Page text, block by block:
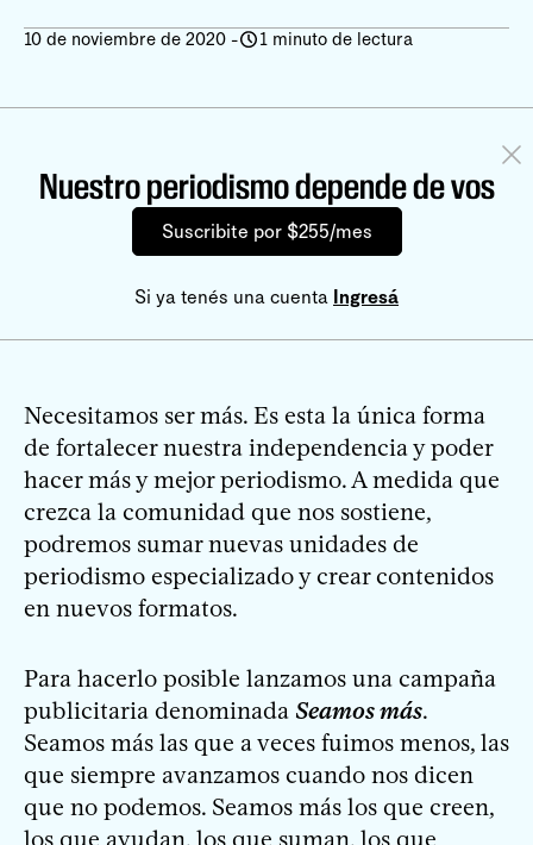
10 de noviembre de 2020 - 1 minuto de lectura
Nuestro periodismo depende de vos
Suscribite por $255/mes
Si ya tenés una cuenta Ingresá
Necesitamos ser más. Es esta la única forma
de fortalecer nuestra independencia y poder
hacer más y mejor periodismo. A medida que
crezca la comunidad que nos sostiene,
podremos sumar nuevas unidades de
periodismo especializado y crear contenidos
en nuevos formatos.
Para hacerlo posible lanzamos una campaña
publicitaria denominada Seamos más.
Seamos más las que a veces fuimos menos, las
que siempre avanzamos cuando nos dicen
que no podemos. Seamos más los que creen,
los que ayudan, los que suman, los que